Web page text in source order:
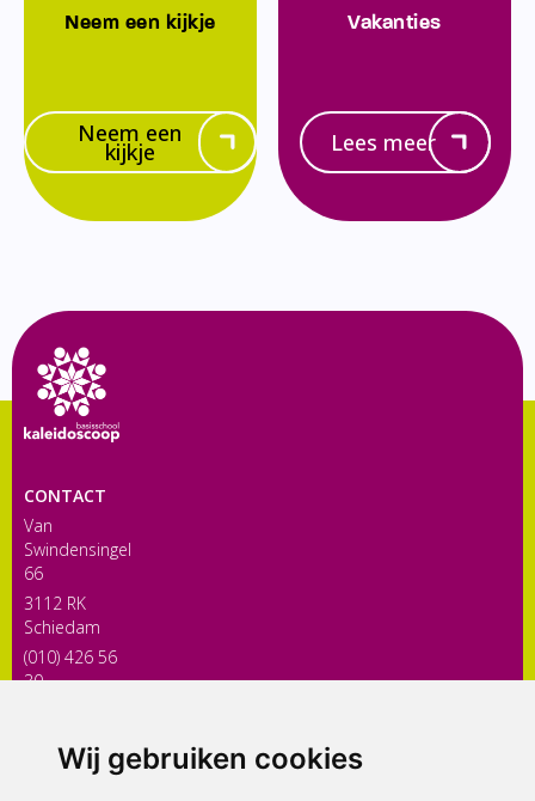
Wij gebruiken cookies
Neem een kijkje
Neem een
kijkje
Vakanties
Lees meer
CONTACT
Van
Swindensingel
66
3112 RK
Schiedam
(010) 426 56
30
ONDERDEEL VAN